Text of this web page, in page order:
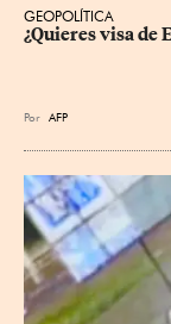
GEOPOLÍTICA
¿Quieres visa de
Por AFP